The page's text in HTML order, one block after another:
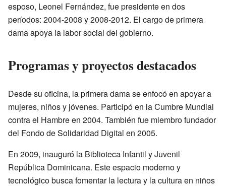
esposo, Leonel Fernández, fue presidente en dos
períodos: 2004-2008 y 2008-2012. El cargo de primera
dama apoya la labor social del gobierno.
Programas y proyectos destacados
Desde su oficina, la primera dama se enfocó en apoyar a
mujeres, niños y jóvenes. Participó en la Cumbre Mundial
contra el Hambre en 2004. También fue miembro fundador
del Fondo de Solidaridad Digital en 2005.
En 2009, inauguró la Biblioteca Infantil y Juvenil
República Dominicana. Este espacio moderno y
tecnológico busca fomentar la lectura y la cultura en niños